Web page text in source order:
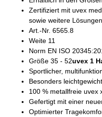
Zertifiziert mit uvex
sowie weitere Lösungen
Art.-Nr. 6565.8
Weite 11
Norm EN ISO
Größe 35 - 52uvex 1
Sportlicher,
Besonders
100 % metallfreie uvex
Gefertigt mit einer
Optimierter